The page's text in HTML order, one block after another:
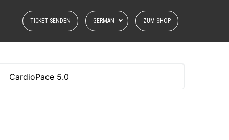
TICKET SENDEN GERMAN ZUM SHOP